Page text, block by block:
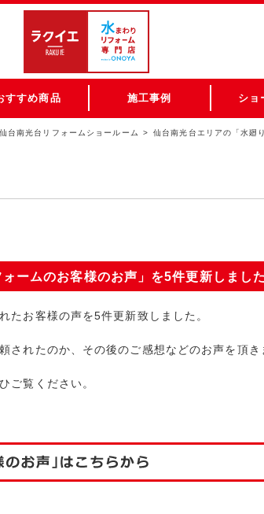
すすめ商品 施工事例 ショ
仙台南光台リフォームショールーム
仙台南光台エリアの「水廻
ームのお客様のお声」を5件更新しました
たお客様の声を5件更新致しました。
されたのか、その後のご感想などのお声を頂き
ご覧ください。